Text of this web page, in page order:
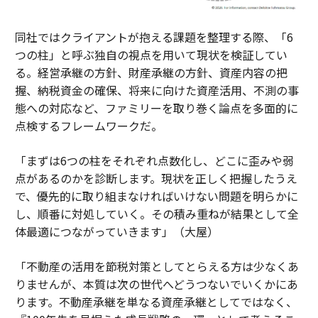
同社ではクライアントが抱える課題を整理する際、「6
つの柱」と呼ぶ独自の視点を用いて現状を検証してい
る。経営承継の方針、財産承継の方針、資産内容の把
握、納税資金の確保、将来に向けた資産活用、不測の事
態への対応など、ファミリーを取り巻く論点を多面的に
点検するフレームワークだ。
「まずは6つの柱をそれぞれ点数化し、どこに歪みや弱
点があるのかを診断します。現状を正しく把握したうえ
で、優先的に取り組まなければいけない問題を明らかに
し、順番に対処していく。その積み重ねが結果として全
体最適につながっていきます」（大屋）
「不動産の活用を節税対策としてとらえる方は少なくあ
りませんが、本質は次の世代へどうつないでいくかにあ
ります。不動産承継を単なる資産承継としてではなく、